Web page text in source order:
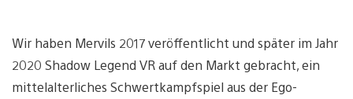
Wir haben Mervils 2017 veröffentlicht und später im Jahr
2020 Shadow Legend VR auf den Markt gebracht, ein
mittelalterliches Schwertkampfspiel aus der Ego-